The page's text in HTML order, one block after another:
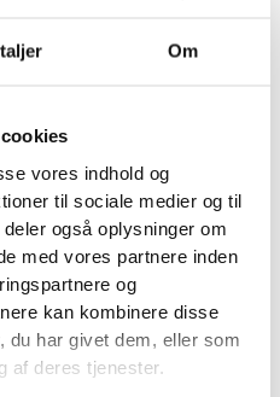
Om
vores indhold og
til sociale medier og til
også oplysninger om
med vores partnere inden
og
kan kombinere disse
du har givet dem, eller som
af deres tjenester.
m/ hvid chokolade &
KURV